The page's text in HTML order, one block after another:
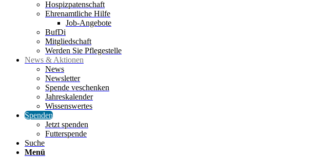
Hospizpatenschaft
Ehrenamtliche Hilfe
Job-Angebote
BufDi
Mitgliedschaft
Werden Sie Pflegestelle
News & Aktionen
News
Newsletter
Spende veschenken
Jahreskalender
Wissenswertes
Spenden
Jetzt spenden
Futterspende
Suche
Menü